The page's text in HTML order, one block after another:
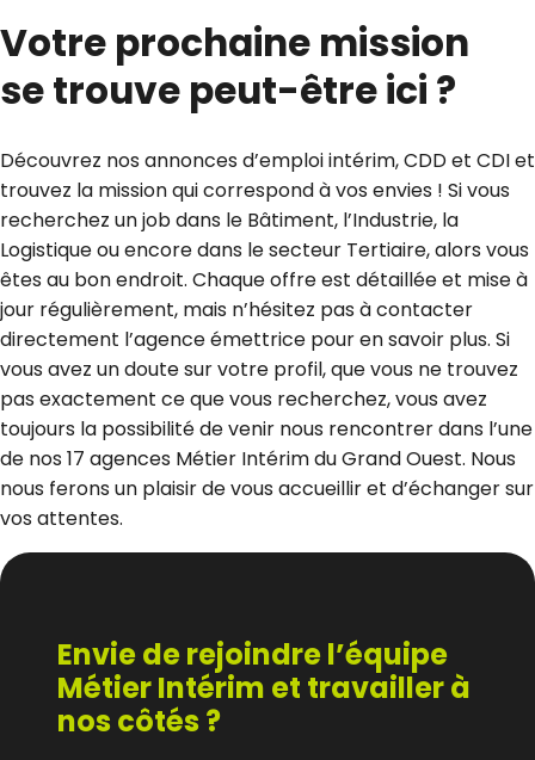
Votre prochaine mission
se trouve peut-être ici ?
Découvrez nos annonces d’emploi intérim, CDD et CDI et
trouvez la mission qui correspond à vos envies ! Si vous
recherchez un job dans le Bâtiment, l’Industrie, la
Logistique ou encore dans le secteur Tertiaire, alors vous
êtes au bon endroit. Chaque offre est détaillée et mise à
jour régulièrement, mais n’hésitez pas à contacter
directement l’agence émettrice pour en savoir plus. Si
vous avez un doute sur votre profil, que vous ne trouvez
pas exactement ce que vous recherchez, vous avez
toujours la possibilité de venir nous rencontrer dans l’une
de nos 17 agences Métier Intérim du Grand Ouest. Nous
nous ferons un plaisir de vous accueillir et d’échanger sur
vos attentes.
Envie de rejoindre l’équipe
Métier Intérim et travailler à
nos côtés ?